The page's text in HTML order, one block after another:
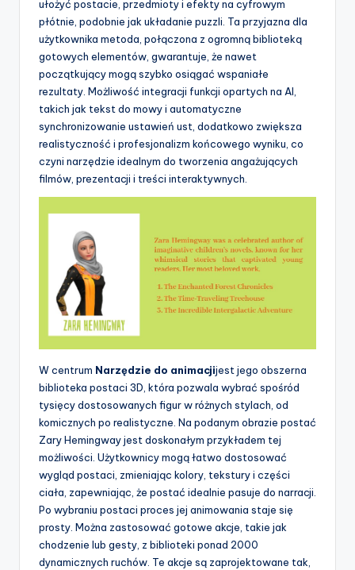
d
ułożyć postacie, przedmioty i efekty na cyfrowym
płótnie, podobnie jak układanie puzzli. Ta przyjazna dla
użytkownika metoda, połączona z ogromną biblioteką
gotowych elementów, gwarantuje, że nawet
początkujący mogą szybko osiągać wspaniałe
rezultaty. Możliwość integracji funkcji opartych na AI,
takich jak tekst do mowy i automatyczne
synchronizowanie ustawień ust, dodatkowo zwiększa
realistyczność i profesjonalizm końcowego wyniku, co
czyni narzędzie idealnym do tworzenia angażujących
filmów, prezentacji i treści interaktywnych.
W centrum Narzędzie do animacjijest jego obszerna
biblioteka postaci 3D, która pozwala wybrać spośród
tysięcy dostosowanych figur w różnych stylach, od
komicznych po realistyczne. Na podanym obrazie postać
Zary Hemingway jest doskonałym przykładem tej
możliwości. Użytkownicy mogą łatwo dostosować
wygląd postaci, zmieniając kolory, tekstury i części
ciała, zapewniając, że postać idealnie pasuje do narracji.
Po wybraniu postaci proces jej animowania staje się
prosty. Można zastosować gotowe akcje, takie jak
chodzenie lub gesty, z biblioteki ponad 2000
dynamicznych ruchów. Te akcje są zaprojektowane tak,